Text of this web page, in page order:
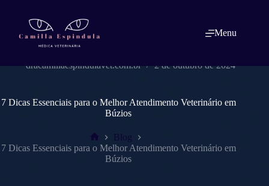
conteúdo
Menu
dracamillaespindulavet.com.br 2 de outubro de 2024
7 Dicas Essenciais para o Melhor Atendimento Veterinário em
Búzios
Home
Blog
7 Dicas Essenciais para o Melhor Atendimento Veterinário em
Búzios